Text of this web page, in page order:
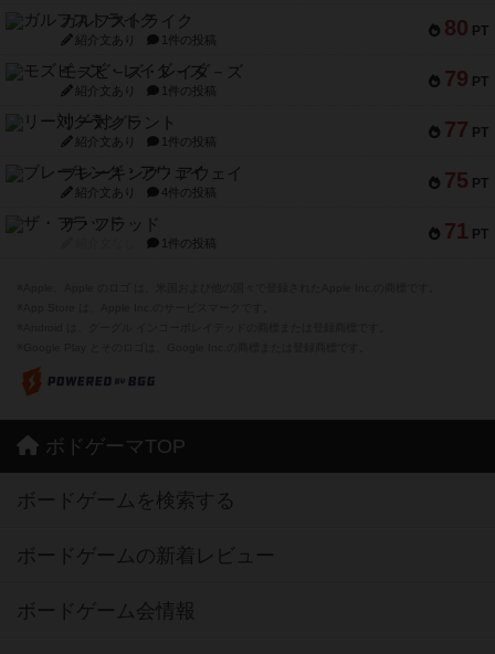
80 PT
ガルフストライク
紹介文あり 1件の投稿
79 PT
モズビ－ズ・レイダ－ズ
紹介文あり 1件の投稿
77 PT
リー対グラント
紹介文あり 1件の投稿
75 PT
ブレーキング・アウェイ
紹介文あり 4件の投稿
71 PT
ザ・フラッド
1件の投稿
ボドゲーマTOP
ボードゲームを検索する
ボードゲームの新着レビュー
ボードゲーム会情報